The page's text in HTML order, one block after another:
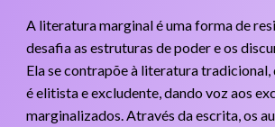
A literatura marginal é uma forma de
desafia as estruturas de poder e os
Ela se contrapõe à literatura tradicional,
é elitista e excludente, dando voz aos
marginalizados. Através da escrita, os